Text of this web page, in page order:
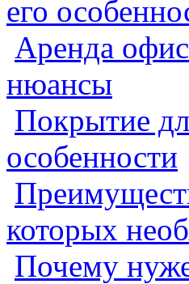
его
Аренда
нюансы
Покрытие
особенности
которых
Почему